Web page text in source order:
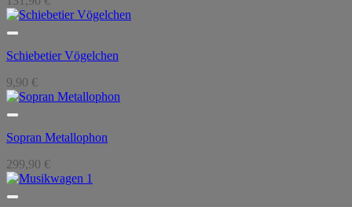
Schiebetier Vögelchen
9,90 €
Sopran Metallophon
299,90 €